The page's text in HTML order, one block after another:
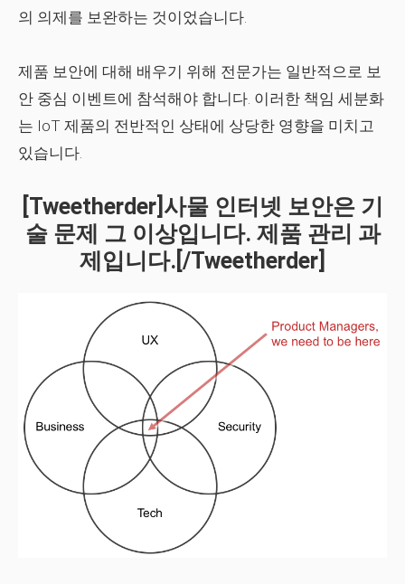
의 의제를 보완하는 것이었습니다.
제품 보안에 대해 배우기 위해 전문가는 일반적으로 보
안 중심 이벤트에 참석해야 합니다. 이러한 책임 세분화
는 IoT 제품의 전반적인 상태에 상당한 영향을 미치고
있습니다.
[tweetherder]사물 인터넷 보안은 기
술 문제 그 이상입니다. 제품 관리 과
제입니다.[/tweetherder]